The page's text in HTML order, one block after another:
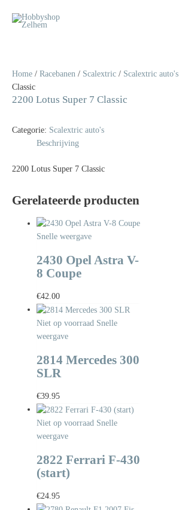
naar
Home / Racebanen / Scalextric / Scalextric auto's
Classic
2200 Lotus Super 7 Classic
Categorie: Scalextric auto's
Beschrijving
2200 Lotus Super 7 Classic
Gerelateerde producten
Snelle weergave
2430 Opel Astra V-
8 Coupe
€42.00
Niet op voorraad Snelle
weergave
2814 Mercedes 300
SLR
€39.95
Niet op voorraad Snelle
weergave
2822 Ferrari F-430
(start)
€24.95